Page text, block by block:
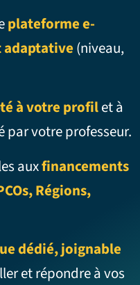
plateforme e-
adaptative (niveau,
à votre profilet à
par votre professeur.
auxfinancements
Régions,
dédié, joignable
et répondre à vos